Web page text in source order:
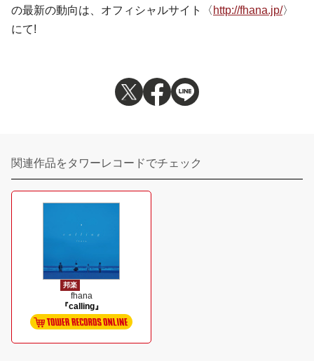
の最新の動向は、オフィシャルサイト〈 http://fhana.jp/〉
にて!
関連作品をタワーレコードでチェック
邦楽
fhana
『calling』